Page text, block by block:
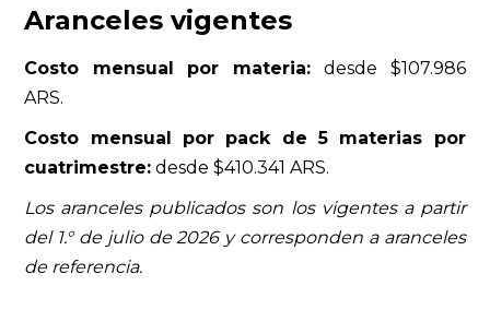
Aranceles vigentes
Costo mensual por materia:desde $107.986
ARS.
Costo mensual por pack de 5 materias por
cuatrimestre: desde $410.341 ARS.
Los aranceles publicados son los vigentes a partir
del 1.° de julio de 2026 y corresponden a aranceles
de referencia.